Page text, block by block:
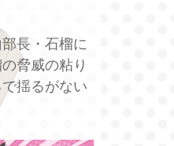
長・石榴に
脅威の粘り
揺るがない